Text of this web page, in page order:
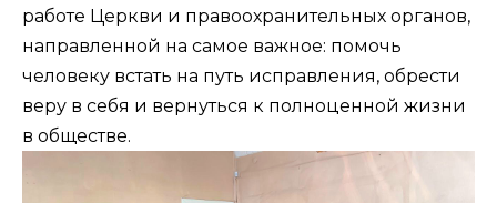
работе Церкви и правоохранительных органов,
направленной на самое важное: помочь
человеку встать на путь исправления, обрести
веру в себя и вернуться к полноценной жизни
в обществе.